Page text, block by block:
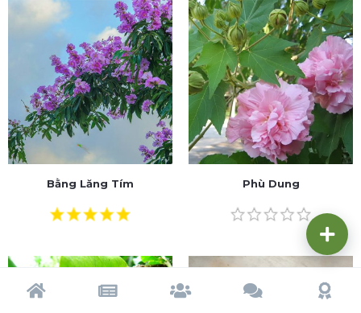
Bằng Lăng Tím Phù Dung
Trang chủ Tạp chí Cộng đồng Cố vấn Dấu ấn